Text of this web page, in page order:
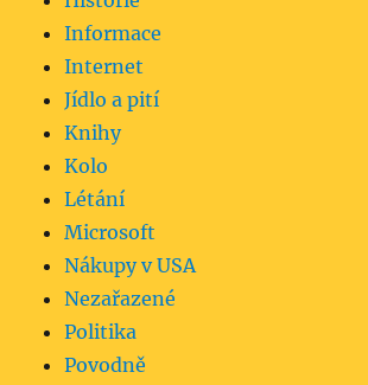
Informace
Internet
Jídlo a pití
Knihy
Kolo
Létání
Microsoft
Nákupy v USA
Nezařazené
Politika
Povodně